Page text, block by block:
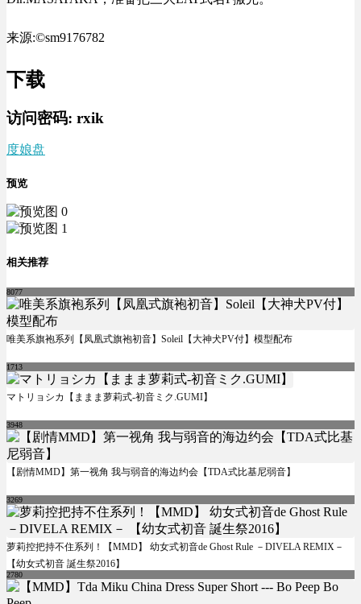
来源:©sm9176782
下载
访问密码: rxik
度娘盘
预览
相关推荐
8077
唯美系旗袍系列【凤凰式旗袍初音】Soleil【大神犬PV付】模型配布
1713
マトリョシカ【ままま萝莉式-初音ミク.GUMI】
3948
【剧情MMD】第一视角 我与弱音的海边约会【TDA式比基尼弱音】
3269
萝莉控把持不住系列！【MMD】 幼女式初音de Ghost Rule －DIVELA REMIX－
【幼女式初音 誕生祭2016】
2780